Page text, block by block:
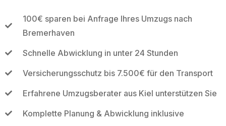
100€ sparen bei Anfrage Ihres Umzugs nach
Bremerhaven
Schnelle Abwicklung in unter 24 Stunden
Versicherungsschutz bis 7.500€ für den Transport
Erfahrene Umzugsberater aus Kiel unterstützen Sie
Komplette Planung & Abwicklung inklusive